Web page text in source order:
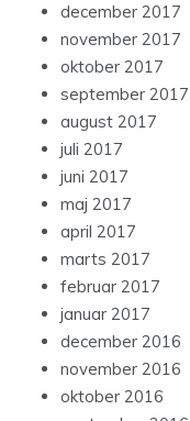
december 2017
november 2017
oktober 2017
september 2017
august 2017
juli 2017
juni 2017
maj 2017
april 2017
marts 2017
februar 2017
januar 2017
december 2016
november 2016
oktober 2016